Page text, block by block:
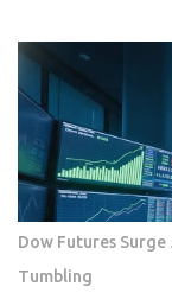
actually pay to
history takes a hit
running record
stops adding new
mix shrinks.
and revolving
account can
improves,
Lenders use it to
Dow Futures Surge
Tumbling